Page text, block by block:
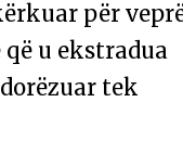
për
që u ekstradua
tek